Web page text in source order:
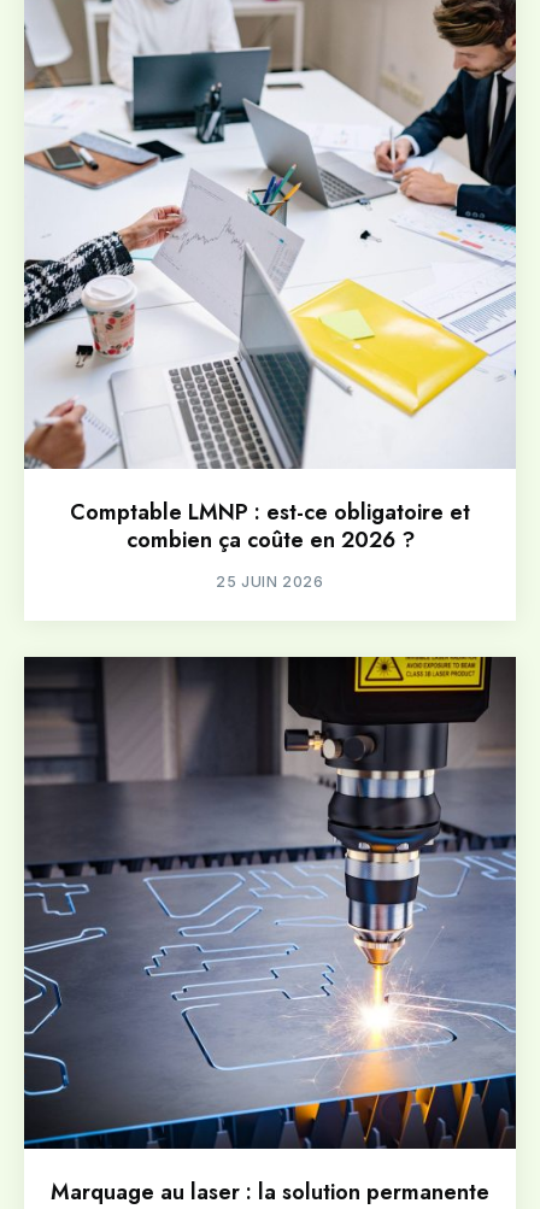
Comptable LMNP : est-ce obligatoire et
combien ça coûte en 2026 ?
25 JUIN 2026
Marquage au laser : la solution permanente